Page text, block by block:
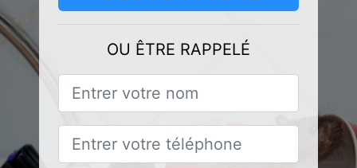
OU ÊTRE RAPPELÉ